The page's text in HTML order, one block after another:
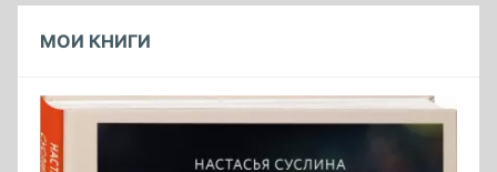
МОИ КНИГИ